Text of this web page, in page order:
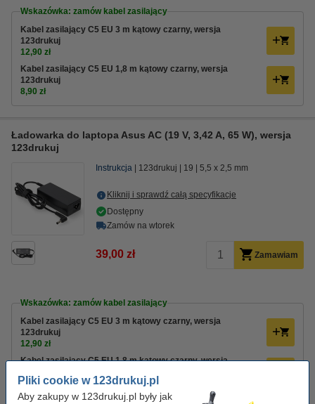
Pliki cookie w 123drukuj.pl
Aby zakupy w 123drukuj.pl były jak
Wskazówka: zamów kabel zasilający
Kabel zasilający C5 EU 3 m kątowy czarny, wersja
123drukuj
12,90 zł
Kabel zasilający C5 EU 1,8 m kątowy czarny, wersja
123drukuj
8,90 zł
Ładowarka do laptopa Asus AC (19 V, 3,42 A, 65 W), wersja
123drukuj
Instrukcja 123drukuj 19 5,5 x 2,5 mm
Kliknij i sprawdź całą specyfikacje
Dostępny
Zamów na wtorek
39,00 zł Zamawiam
Wskazówka: zamów kabel zasilający
Kabel zasilający C5 EU 3 m kątowy czarny, wersja
123drukuj
12,90 zł
Kabel zasilający C5 EU 1,8 m kątowy czarny, wersja
8,90 zł